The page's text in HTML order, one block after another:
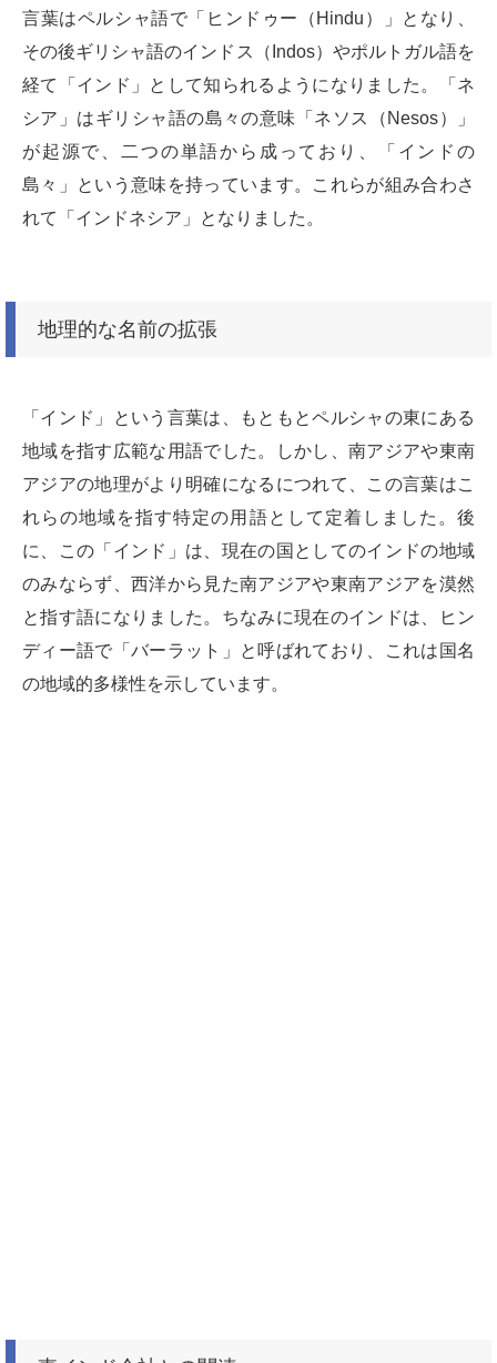
言葉はペルシャ語で「ヒンドゥー（Hindu）」となり、
その後ギリシャ語のインドス（Indos）やポルトガル語を
経て「インド」として知られるようになりました。「ネ
シア」はギリシャ語の島々の意味「ネソス（Nesos）」
が起源で、二つの単語から成っており、「インドの
島々」という意味を持っています。これらが組み合わさ
れて「インドネシア」となりました。
地理的な名前の拡張
「インド」という言葉は、もともとペルシャの東にある
地域を指す広範な用語でした。しかし、南アジアや東南
アジアの地理がより明確になるにつれて、この言葉はこ
れらの地域を指す特定の用語として定着しました。後
に、この「インド」は、現在の国としてのインドの地域
のみならず、西洋から見た南アジアや東南アジアを漠然
と指す語になりました。ちなみに現在のインドは、ヒン
ディー語で「バーラット」と呼ばれており、これは国名
の地域的多様性を示しています。